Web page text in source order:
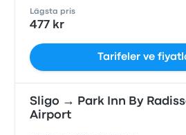
Lägsta pris
477 kr
Tarifeler ve
Sligo → Park Inn By
Airport